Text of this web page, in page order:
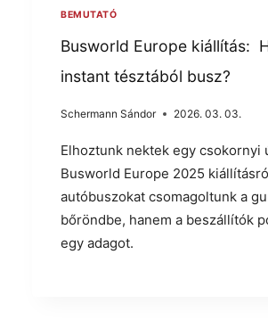
BEMUTATÓ
Busworld Europe kiállítás:
instant tésztából busz?
Schermann Sándor 2026. 03. 03.
Elhoztunk nektek egy csokornyi
Busworld Europe 2025
autóbuszokat csomagoltunk a
bőröndbe, hanem a beszállítók
egy adagot.